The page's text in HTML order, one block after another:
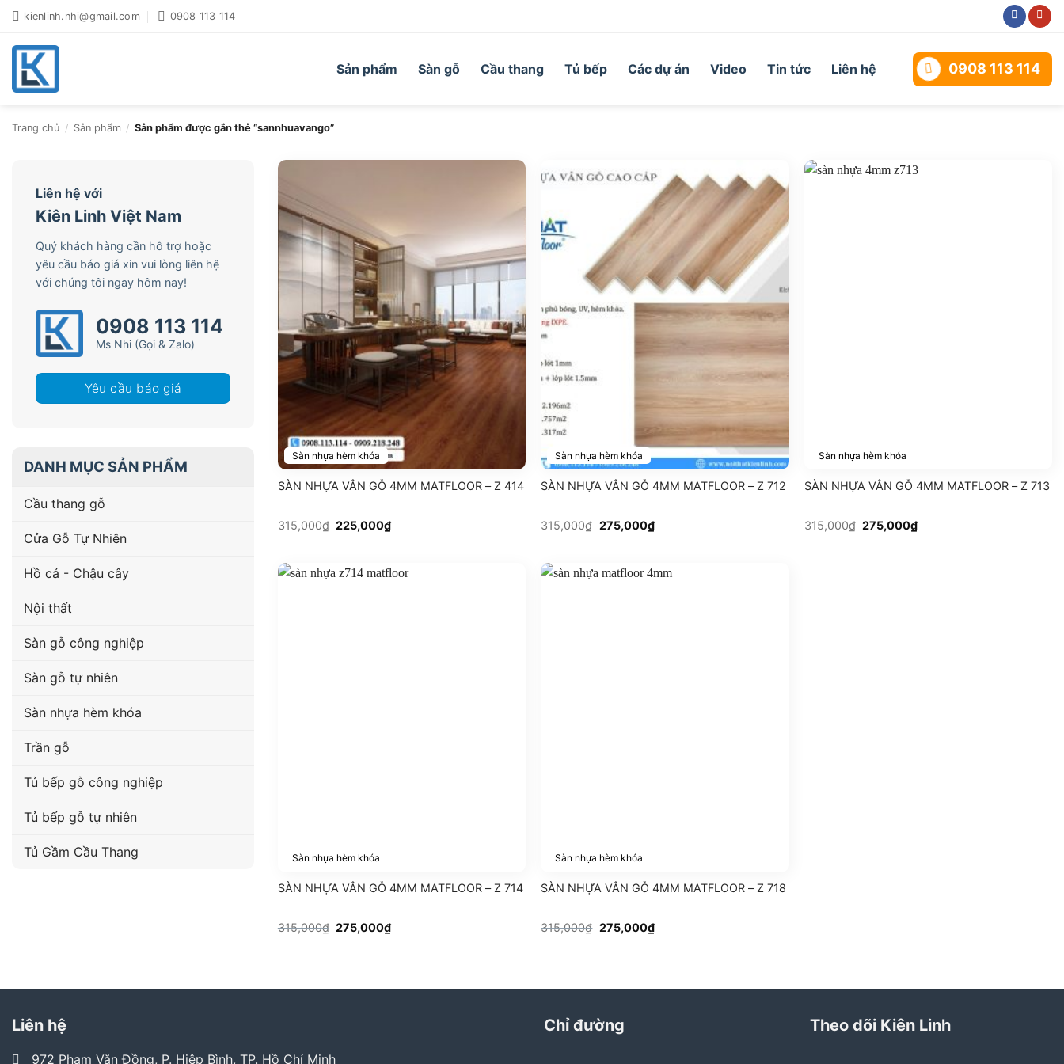
Bỏ
nội
dung
kienlinh.nhi@gmail.com 0908 113 114
Sản phẩm Sàn gỗ Cầu thang Tủ bếp Các dự án Video Tin tức Liên hệ 0908 113 114
Trang chủ / Sản phẩm / Sản phẩm được gắn thẻ “sannhuavango”
Liên hệ với
Kiên Linh Việt Nam
Quý khách hàng cần hỗ trợ hoặc
yêu cầu báo giá xin vui lòng liên hệ
với chúng tôi ngay hôm nay!
0908 113 114
Ms Nhi (Gọi & Zalo)
Yêu cầu báo giá
DANH MỤC SẢN PHẨM
Cầu thang gỗ
Cửa Gỗ Tự Nhiên
Hồ cá - Chậu cây
Nội thất
Sàn gỗ công nghiệp
Sàn gỗ tự nhiên
Sàn nhựa hèm khóa
Trần gỗ
Tủ bếp gỗ công nghiệp
Tủ bếp gỗ tự nhiên
Tủ Gầm Cầu Thang
Sàn nhựa hèm khóa
SÀN NHỰA VÂN GỖ 4MM MATFLOOR – Z 414
315,000₫ Giá
225,000₫Giá
225,000₫.
Sàn nhựa hèm khóa
SÀN NHỰA VÂN GỖ 4MM MATFLOOR – Z 712
315,000₫ Giá
275,000₫Giá
hiện
275,000₫.
Sàn nhựa hèm khóa
SÀN NHỰA VÂN GỖ 4MM MATFLOOR – Z 713
315,000₫ Giá
275,000₫Giá
Sàn nhựa hèm khóa
SÀN NHỰA VÂN GỖ 4MM MATFLOOR – Z 714
315,000₫ Giá
275,000₫Giá
Sàn nhựa hèm khóa
SÀN NHỰA VÂN GỖ 4MM MATFLOOR – Z 718
315,000₫ Giá
275,000₫Giá
hiện
Liên hệ
972 Phạm Văn Đồng, P. Hiệp Bình, TP. Hồ Chí Minh
Chỉ đường Theo dõi Kiên Linh